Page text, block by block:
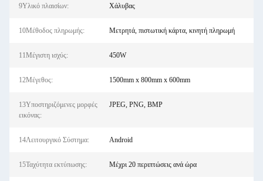
9Υλικό πλαισίων: Χάλυβας
10Μέθοδος πληρωμής: Μετρητά, πιστωτική κάρτα, κινητή πληρωμή
11Μέγιστη ισχύς: 450W
12Μέγεθος: 1500mm x 800mm x 600mm
13Υποστηριζόμενες μορφές
εικόνας:
JPEG, PNG, BMP
14Λειτουργικό Σύστημα: Android
15Ταχύτητα εκτύπωσης: Μέχρι 20 περιπτώσεις ανά ώρα